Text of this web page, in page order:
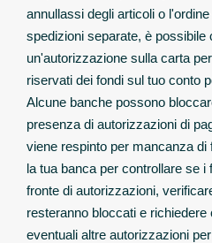
annullassi degli articoli o
spedizioni separate, è possibile
un'autorizzazione sulla carta
riservati dei fondi sul tuo conto
Alcune banche possono
presenza di autorizzazioni di
viene respinto per mancanza
la tua banca per controllare se
fronte di autorizzazioni,
resteranno bloccati e
eventuali altre autorizzazioni